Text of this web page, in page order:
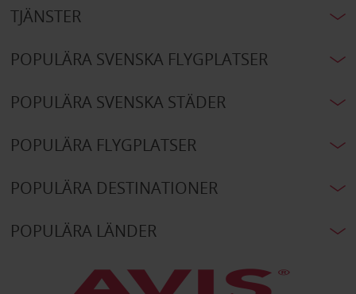
TJÄNSTER
POPULÄRA SVENSKA FLYGPLATSER
POPULÄRA SVENSKA STÄDER
POPULÄRA FLYGPLATSER
POPULÄRA DESTINATIONER
POPULÄRA LÄNDER